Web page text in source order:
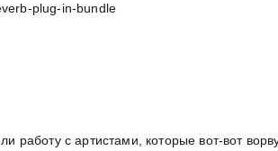
plug-in-bundle
работу с артистами, которые вот-вот